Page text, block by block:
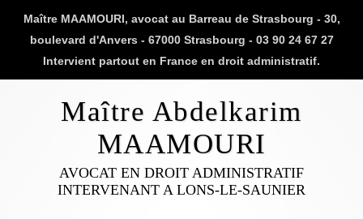
Maître MAAMOURI, avocat au Barreau de Strasbourg - 30,
boulevard d'Anvers - 67000 Strasbourg - 03 90 24 67 27
Intervient partout en France en droit administratif.
Maître Abdelkarim
MAAMOURI
AVOCAT EN DROIT ADMINISTRATIF
INTERVENANT A LONS-LE-SAUNIER